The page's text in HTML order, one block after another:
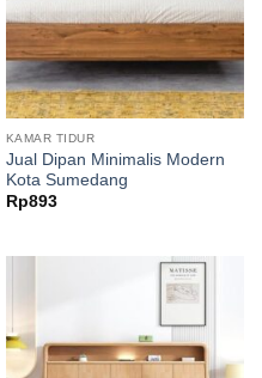
KAMAR TIDUR
Jual Dipan Minimalis Modern
Kota Sumedang
Rp893